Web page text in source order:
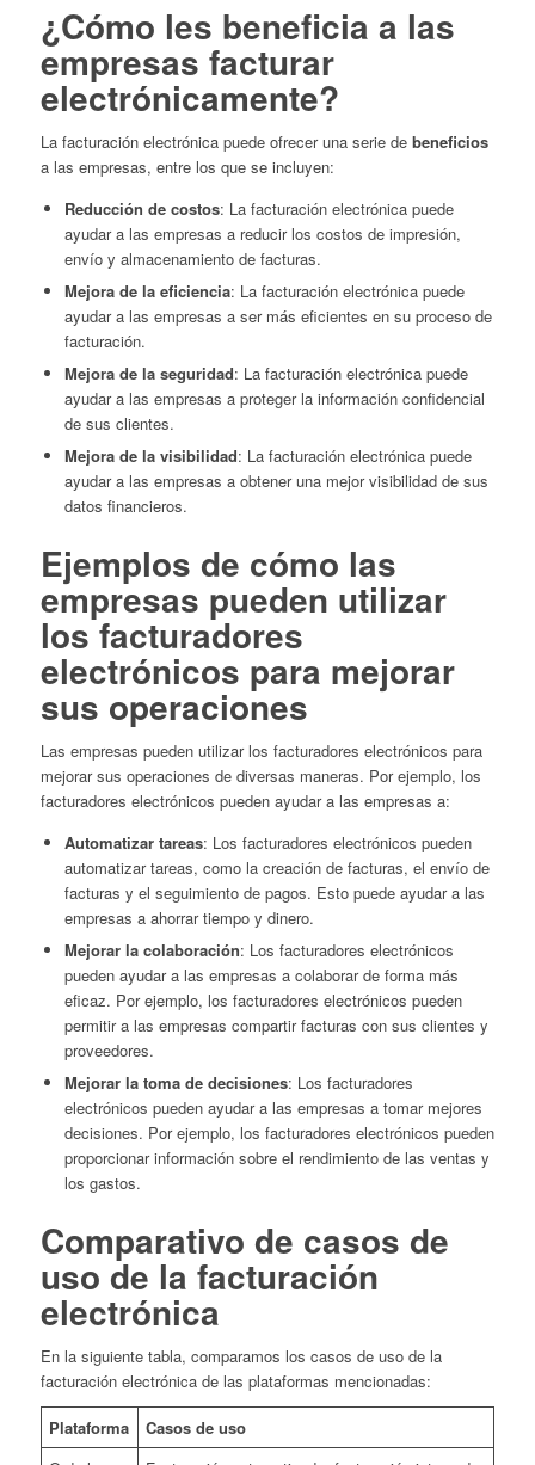
¿Cómo les beneficia a las
empresas facturar
electrónicamente?
La facturación electrónica puede ofrecer una serie de beneficios
a las empresas, entre los que se incluyen:
Reducción de costos: La facturación electrónica puede
ayudar a las empresas a reducir los costos de impresión,
envío y almacenamiento de facturas.
Mejora de la eficiencia: La facturación electrónica puede
ayudar a las empresas a ser más eficientes en su proceso de
facturación.
Mejora de la seguridad: La facturación electrónica puede
ayudar a las empresas a proteger la información confidencial
de sus clientes.
Mejora de la visibilidad: La facturación electrónica puede
ayudar a las empresas a obtener una mejor visibilidad de sus
datos financieros.
Ejemplos de cómo las
empresas pueden utilizar
los facturadores
electrónicos para mejorar
sus operaciones
Las empresas pueden utilizar los facturadores electrónicos para
mejorar sus operaciones de diversas maneras. Por ejemplo, los
facturadores electrónicos pueden ayudar a las empresas a:
Automatizar tareas: Los facturadores electrónicos pueden
automatizar tareas, como la creación de facturas, el envío de
facturas y el seguimiento de pagos. Esto puede ayudar a las
empresas a ahorrar tiempo y dinero.
Mejorar la colaboración: Los facturadores electrónicos
pueden ayudar a las empresas a colaborar de forma más
eficaz. Por ejemplo, los facturadores electrónicos pueden
permitir a las empresas compartir facturas con sus clientes y
proveedores.
Mejorar la toma de decisiones: Los facturadores
electrónicos pueden ayudar a las empresas a tomar mejores
decisiones. Por ejemplo, los facturadores electrónicos pueden
proporcionar información sobre el rendimiento de las ventas y
los gastos.
Comparativo de casos de
uso de la facturación
electrónica
En la siguiente tabla, comparamos los casos de uso de la
facturación electrónica de las plataformas mencionadas:
Plataforma
Casos de uso